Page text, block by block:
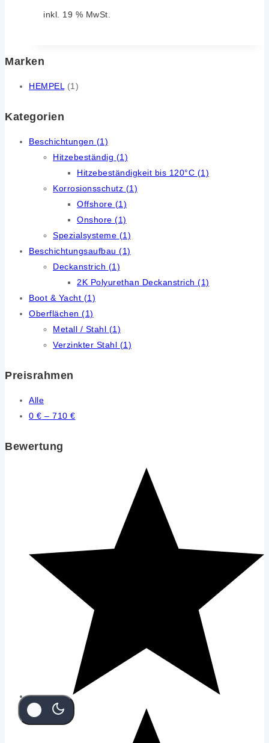
inkl. 19 % MwSt.
Marken
HEMPEL (1)
Kategorien
Beschichtungen (1)
Hitzebeständig (1)
Hitzebeständigkeit bis 120°C (1)
Korrosionsschutz (1)
Offshore (1)
Onshore (1)
Spezialsysteme (1)
Beschichtungsaufbau (1)
Deckanstrich (1)
2K Polyurethan Deckanstrich (1)
Boot & Yacht (1)
Oberflächen (1)
Metall / Stahl (1)
Verzinkter Stahl (1)
Preisrahmen
Alle
0 € – 710 €
Bewertung